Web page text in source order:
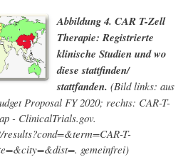
Abbildung 4. CAR T-Zell
Therapie: Registrierte
klinische Studien und wo
diese stattfinden/
stattfanden. (Bild links: aus
Proposal FY 2020; rechts: CAR-T-
- ClinicalTrials.gov.
T-
gemeinfrei)